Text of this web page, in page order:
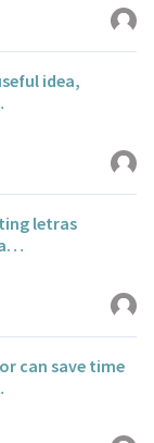
idea,
letras
can save time